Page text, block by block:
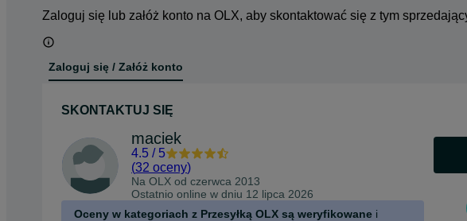
Zaloguj się lub załóż konto na OLX, aby skontaktować się z tym
Zaloguj się / Załóż konto
SKONTAKTUJ SIĘ
maciek
4.5 / 5
(32 oceny)
Na OLX od czerwca 2013
Ostatnio online w dniu 12 lipca 2026
Oceny w kategoriach z Przesyłką OLX są weryfikowane i